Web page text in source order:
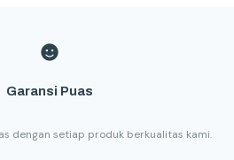
Garansi Puas
dengan setiap produk berkualitas kami.